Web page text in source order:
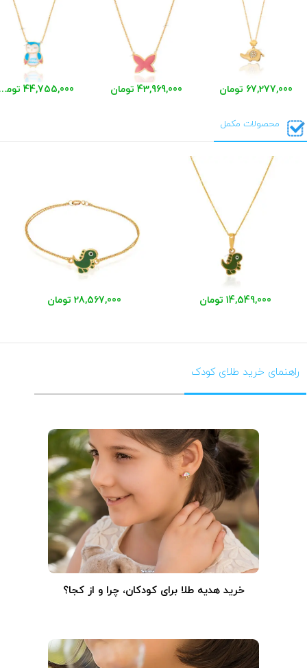
67,277,000 تومان 43,969,000 تومان
محصولات مکمل
14,549,000 تومان 28,567,000 تومان
راهنمای خرید طلای کودک
خرید هدیه طلا برای کودکان، چرا و از کجا؟